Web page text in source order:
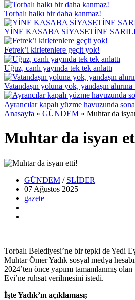
Torbalı halkı bir daha kanmaz!
YİNE KASABA SİYASETİNE
Fetrek’i kirletenlere geçit yok!
Uğuz, canlı yayında tek tek anlattı
Vatandaşın yoluna yok, yandaşın
Ayrancılar kapalı yüzme havuzunda
Anasayfa » GÜNDEM » Muhtar da
Muhtar da isyan
GÜNDEM / SLİDER
07 Ağustos 2025
gazete
Torbalı Belediyesi’ne bir tepki de Yedi
Muhtar Ömer Yadık sosyal medya
2024’ten önce yapımı tamamlanmış
Evi’ne ruhsat verilmesini istedi.
İşte Yadık’ın açıklaması;